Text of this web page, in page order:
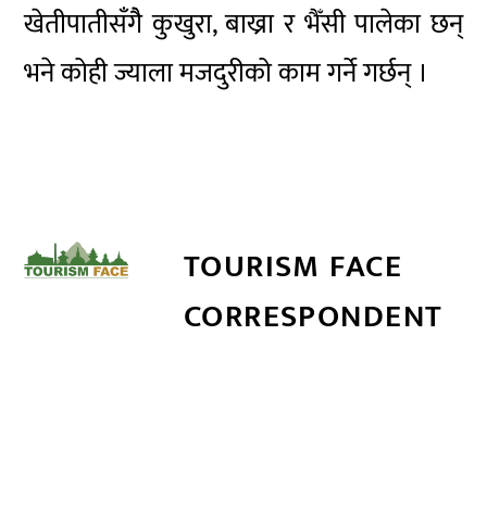
खेतीपातीसँगैै कुखुरा, बाख्रा र भैँसी पालेका छन्
भने कोही ज्याला मजदुरीको काम गर्ने गर्छन् ।
TOURISM FACE
CORRESPONDENT